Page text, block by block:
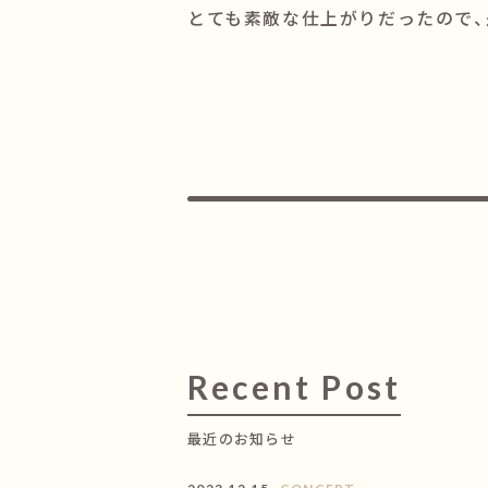
とても素敵な仕上がりだったので
Recent Post
最近のお知らせ